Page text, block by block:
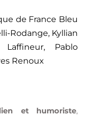
de France Bleu
Rodange, Kyllian
Pablo
Renoux
et humoriste,